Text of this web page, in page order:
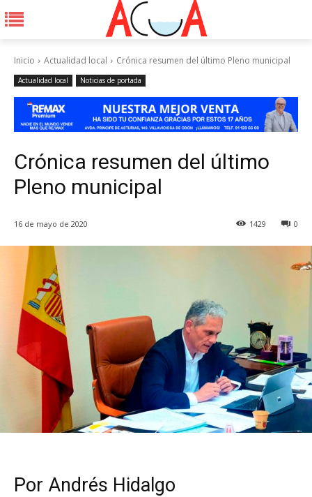
Inicio Actualidad local Crónica resumen del último Pleno municipal
Actualidad local Noticias de portada
Crónica resumen del último
Pleno municipal
16 de mayo de 2020 0
1429
Por Andrés Hidalgo